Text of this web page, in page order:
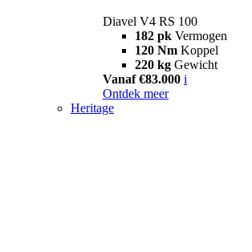
Diavel V4 RS 100
182 pk Vermogen
120 Nm Koppel
220 kg Gewicht
Vanaf €83.000 i
Ontdek meer
Heritage